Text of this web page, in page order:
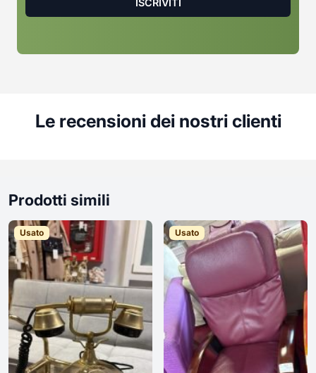
Le recensioni dei nostri clienti
Prodotti simili
Usato Usato